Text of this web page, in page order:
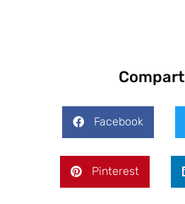
Facebook
Pinterest